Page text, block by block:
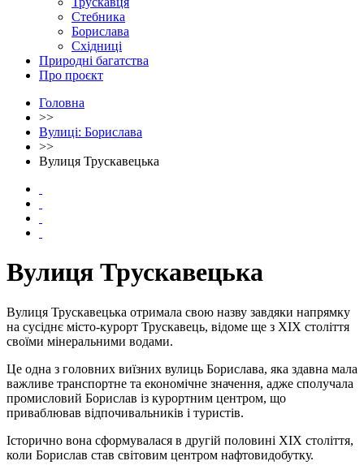
Стебника
Борислава
Східниці
Природні багатства
Про проєкт
Головна
>>
Вулиці: Борислава
>>
Вулиця Трускавецька
Вулиця Трускавецька
Вулиця Трускавецька отримала свою назву завдяки напрямку
на сусіднє місто-курорт Трускавець, відоме ще з XIX століття
своїми мінеральними водами.
Це одна з головних виїзних вулиць Борислава, яка здавна мала
важливе транспортне та економічне значення, адже сполучала
промисловий Борислав із курортним центром, що
приваблював відпочивальників і туристів.
Історично вона сформувалася в другій половині XIX століття,
коли Борислав став світовим центром нафтовидобутку.